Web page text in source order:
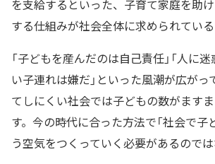
を支給するといった、子育て家庭を助
する仕組みが社会全体に求められている
「子どもを産んだのは自己責任」「人に
い子連れは嫌だ」といった風潮が広が
てしにくい社会では子どもの数がます
す。今の時代に合った方法で「社会で子
う空気をつくっていく必要があるのでは